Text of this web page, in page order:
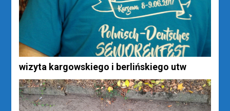
wizyta kargowskiego i berlińskiego utw